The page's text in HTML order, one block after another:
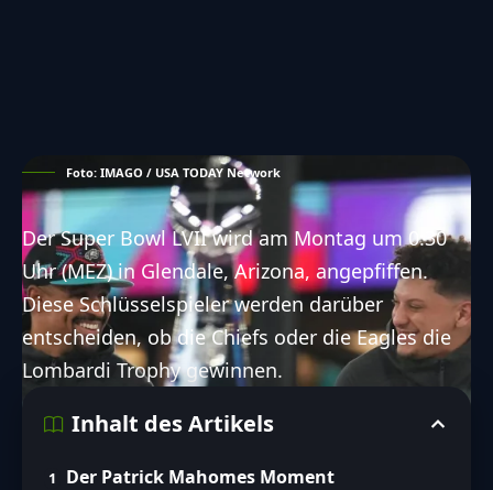
Foto: IMAGO / USA TODAY Network
Der Super Bowl LVII wird am Montag um 0:30
Uhr (MEZ) in Glendale, Arizona, angepfiffen.
Diese Schlüsselspieler werden darüber
entscheiden, ob die Chiefs oder die Eagles die
Lombardi Trophy gewinnen.
Inhalt des Artikels
Der Patrick Mahomes Moment